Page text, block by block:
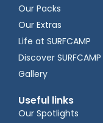
Our Packs
Our Extras
Life at SURFCAMP
Discover SURFCAMP
Gallery
Useful links
Our Spotlights